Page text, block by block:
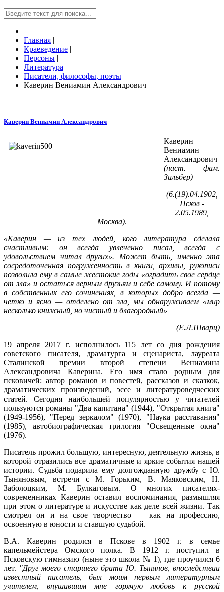
Главная |
Краеведение |
Персоны |
Литература |
Писатели, философы, поэты |
Каверин Вениамин Александрович
Каверин Вениамин Александрович
Каверин
Вениамин
Александрович
(наст. фам.
Зильбер)
(6.(19).04.1902,
Псков -
2.05.1989,
Москва).
«Каверин — из тех людей, кого литература сделала
счастливым: он всегда увлеченно писал, всегда с
удовольствием читал других». Может быть, именно эта
сосредоточенная погруженность в книги, архивы, рукописи
позволила ему в самые жестокие годы «оградить свое сердце
от зла» и остаться верным друзьям и себе самому. И потому
в собственных его сочинениях, в которых добро всегда —
четко и ясно — отделено от зла, мы обнаруживаем «мир
несколько книжный, но чистый и благородный»
(Е.Л.Шварц)
19 апреля 2017 г. исполнилось 115 лет со дня рождения
советского писателя, драматурга и сценариста, лауреата
Сталинской премии второй степени Вениамина
Александровича Каверина. Его имя стало родным для
псковичей: автор романов и повестей, рассказов и сказкок,
драматических произведений, эссе и литературоведческих
статей. Сегодня наибольшей популярностью у читателей
пользуются романы "Два капитана" (1944), "Открытая книга"
(1949-1956), "Перед зеркалом" (1970), "Наука расставания"
(1985), автобиографическая трилогия "Освещенные окна"
(1976).
Писатель прожил большую, интересную, деятельную жизнь, в
которой отразились все драматичные и яркие события нашей
истории. Судьба подарила ему долгожданную дружбу с Ю.
Тыняновым, встречи с М. Горьким, В. Маяковским, Н.
Заболоцким, М. Булкаговым. О многих писателях-
современниках Каверин оставил воспоминания, размышляя
при этом о литературе и искусстве как деле всей жизни. Так
смотрел он и на свое творчество — как на профессию,
освоенную в юности и ставшую судьбой.
В.А. Каверин родился в Пскове в 1902 г. в семье
капельмейстера Омского полка. В 1912 г. поступил в
Псковскую гимназию (ныне это школа № 1), где проучился 6
лет. "Друг моего старшего брата Ю. Тынянов, впоследствии
известный писатель, был моим первым литературным
учителем, внушившим мне горячую любовь к русской